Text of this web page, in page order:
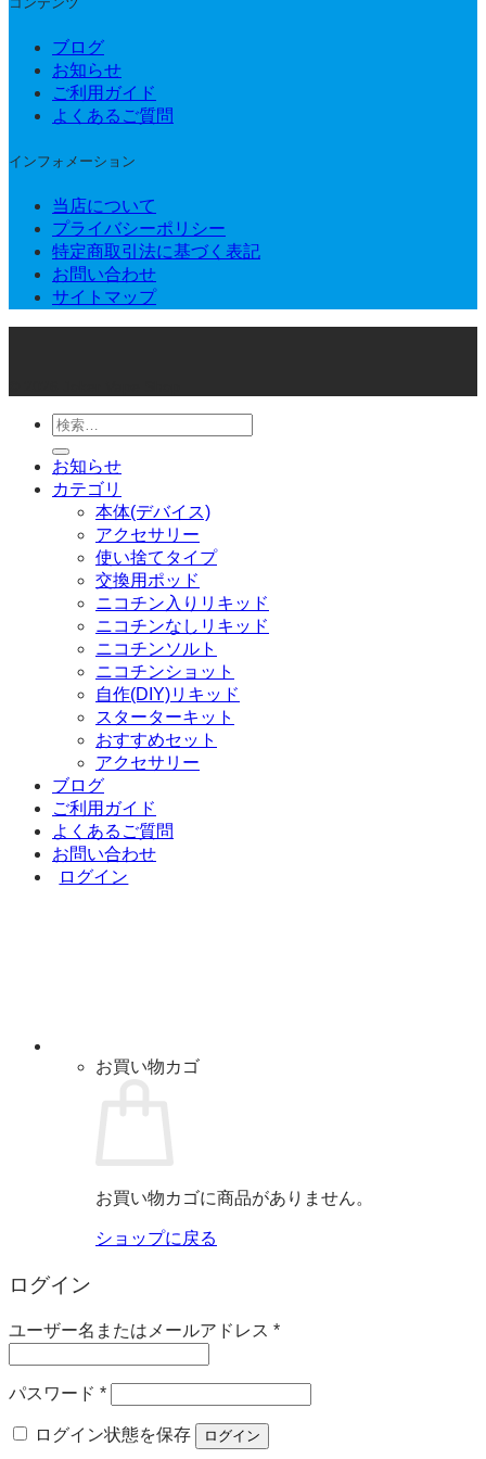
ブログ
お知らせ
ご利用ガイド
よくあるご質問
インフォメーション
当店について
プライバシーポリシー
特定商取引法に基づく表記
お問い合わせ
サイトマップ
検
索
対
象:
お知らせ
カテゴリ
本体(デバイス)
アクセサリー
使い捨てタイプ
交換用ポッド
ニコチン入りリキッド
ニコチンなしリキッド
ニコチンソルト
ニコチンショット
自作(DIY)リキッド
スターターキット
おすすめセット
アクセサリー
ブログ
ご利用ガイド
よくあるご質問
お問い合わせ
ログイン
お買い物カゴ
お買い物カゴに商品がありません。
ショップに戻る
ログイン
ユーザー名またはメールアドレス *必
パスワード *必
ログイン状態を保存
ログイン